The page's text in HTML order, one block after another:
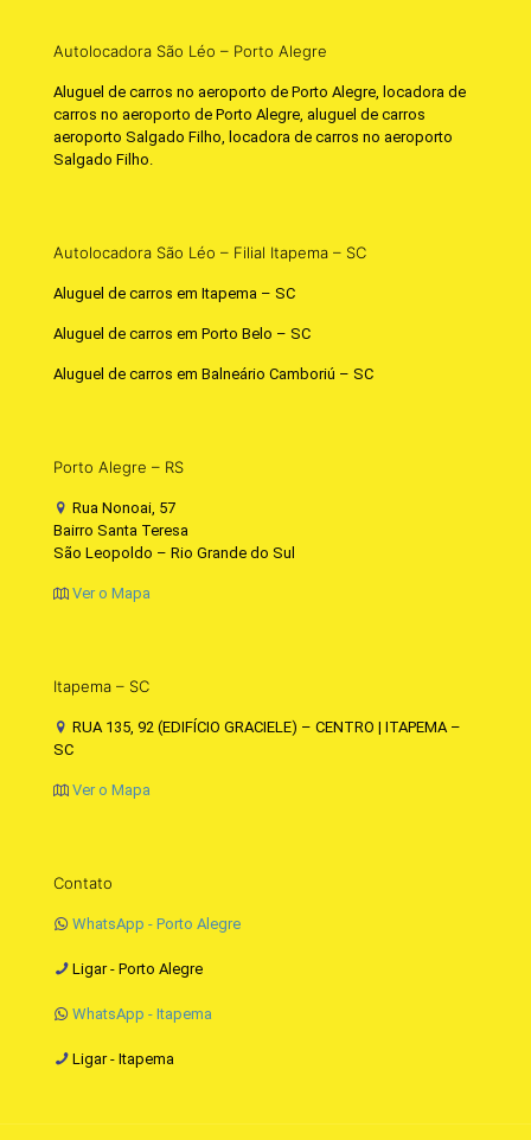
Autolocadora São Léo – Porto Alegre
Aluguel de carros no aeroporto de Porto Alegre, locadora de
carros no aeroporto de Porto Alegre, aluguel de carros
aeroporto Salgado Filho, locadora de carros no aeroporto
Salgado Filho.
Autolocadora São Léo – Filial Itapema – SC
Aluguel de carros em Itapema – SC
Aluguel de carros em Porto Belo – SC
Aluguel de carros em Balneário Camboriú – SC
Porto Alegre – RS
Rua Nonoai, 57
Bairro Santa Teresa
São Leopoldo – Rio Grande do Sul
Ver o Mapa
Itapema – SC
RUA 135, 92 (EDIFÍCIO GRACIELE) – CENTRO | ITAPEMA –
SC
Ver o Mapa
Contato
WhatsApp - Porto Alegre
Ligar - Porto Alegre
WhatsApp - Itapema
Ligar - Itapema